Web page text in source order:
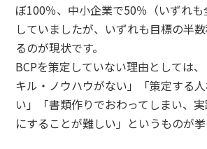
ぼ100％、中小企業で50％（いずれ
していましたが、いずれも目標の半
るのが現状です。
BCPを策定していない理由としては
キル・ノウハウがない」「策定する
い」「書類作りでおわってしまい、
にすることが難しい」というものが挙